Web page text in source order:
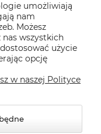
umożliwiają
nam
Możesz
wszystkich
użycie
opcję
w naszej Polityce